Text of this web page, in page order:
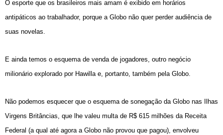
O esporte que os brasileiros mais amam é exibido em horários
antipáticos ao trabalhador, porque a Globo não quer perder audiência de
suas novelas.
E ainda temos o esquema de venda de jogadores, outro negócio
milionário explorado por Hawilla e, portanto, também pela Globo.
Não podemos esquecer que o esquema de sonegação da Globo nas Ilhas
Virgens Britâncias, que lhe valeu multa de R$ 615 milhões da Receita
Federal (a qual até agora a Globo não provou que pagou), envolveu